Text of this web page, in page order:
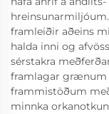
framleiðir aðeins
halda inni og
sérstakra
framlagar
frammistöðum
minnka